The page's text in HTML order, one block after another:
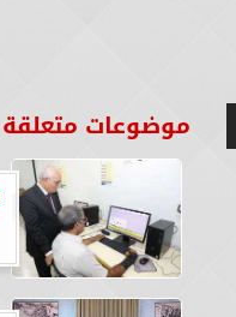
موضوعات متعلقة